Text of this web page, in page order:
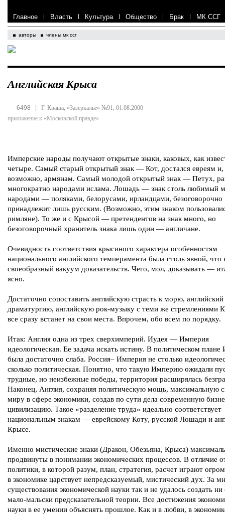
Главное | Власть | Культура | Общество | Брак | МК ССГ
авторы члены мк ссг
Английская Крыса
6498
Г. Кваша, «Зазеркалье» №91, 01.08.2000
приложение к «Московской правде»
Имперские народы получают открытые знаки, каковых, как
четыре. Самый старый открытый знак — Кот, достался евреям и,
возможно, армянам. Самый молодой открытый знак — Петух,
многократно народами ислама. Лошадь — знак столь любимый
народами — поляками, белорусами, ирландцами, безоговорочно
принадлежит лишь русским. (Возможно, этим знаком
римляне). То же и с Крысой — претендентов на знак много, но
безоговорочный хранитель знака лишь один — англичане.
Очевидность соответствия крысиного характера особенностям
национального английского темперамента была столь явной, что
своеобразный вакуум доказательств. Чего, мол, доказывать —
ясно.
Достаточно сопоставить английскую страсть к морю, английский
драматургию, английскую рок-музыку с теми же стремлениями
все сразу встанет на свои места. Впрочем, обо всем по порядку.
Итак: Англия одна из трех сверхимперий. Иудея — Империя
идеологическая. Ее задача искать истину. В политическом плане
была достаточно слаба. Россия– Империя не столько
сколько политическая. Понятно, что такую Империю ожидали
трудные, но неизбежные победы, территория расширялась
Наконец, Англия, сохраняя политическую мощь, максимальную
миру в сфере экономики, создав по сути дела современную
цивилизацию. Такое «разделение труда» идеально соответствует
национальным знакам — еврейскому Коту, русской Лошади и
Крысе.
Именно мистические знаки (Дракон, Обезьяна, Крыса)
продвинуты в понимании экономических процессов. В отличие
политики, в которой разум, план, стратегия, расчет играют
в экономике царствует непредсказуемый, мистический дух. За
существования экономической науки так и не удалось создать
мало-мальски предсказательной теории. Все достижения
науки в ее умении объяснять прошлое. Как и в любви, в